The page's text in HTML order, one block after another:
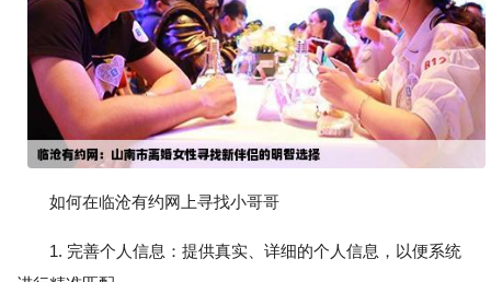
如何在临沧有约网上寻找小哥哥
1. 完善个人信息：提供真实、详细的个人信息，以便系统